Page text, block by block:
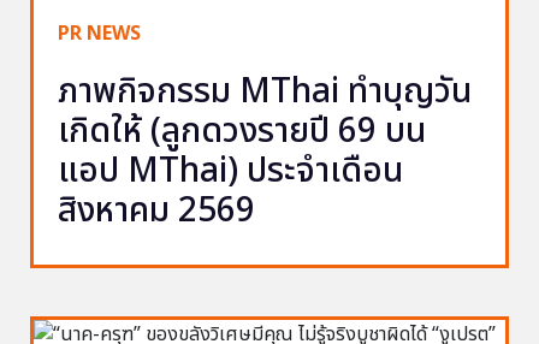
PR NEWS
ภาพกิจกรรม MThai ทำบุญวัน
เกิดให้ (ลูกดวงรายปี 69 บน
แอป MThai) ประจำเดือน
สิงหาคม 2569